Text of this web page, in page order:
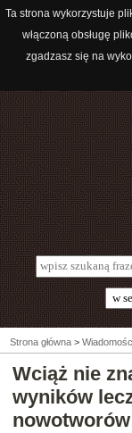
Ta strona wykorzystuje
włączoną obsługę
zgadzasz się na
Strona główna >
Wciąż nie
wyników